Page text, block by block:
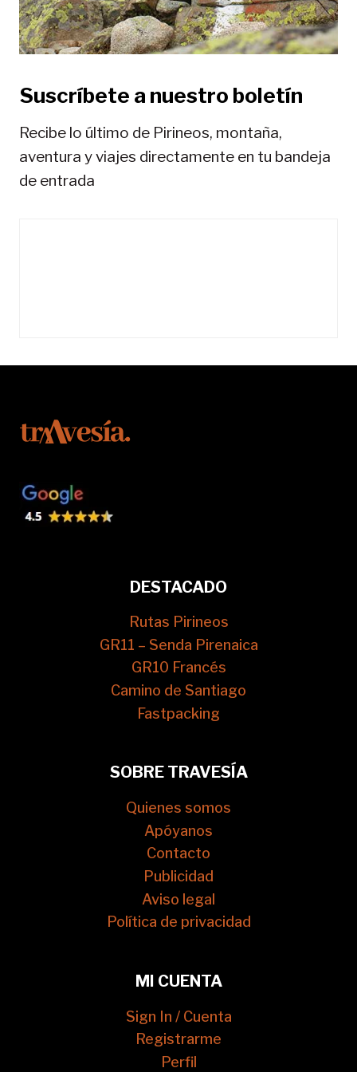
r
d
a
s
Suscríbete a nuestro boletín
Recibe lo último de Pirineos, montaña,
aventura y viajes directamente en tu bandeja
de entrada
DESTACADO
Rutas Pirineos
GR11 – Senda Pirenaica
GR10 Francés
Camino de Santiago
Fastpacking
SOBRE TRAVESÍA
Quienes somos
Apóyanos
Contacto
Publicidad
Aviso legal
Política de privacidad
MI CUENTA
Sign In / Cuenta
Registrarme
Perfil